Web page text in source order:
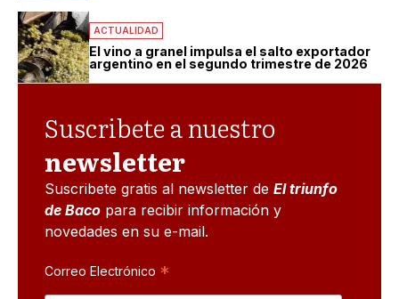
ACTUALIDAD
El vino a granel impulsa el salto exportador
argentino en el segundo trimestre de 2026
Suscribete a nuestro
newsletter
Suscribete gratis al newsletter de El triunfo
de Baco para recibir información y
novedades en su e-mail.
Correo Electrónico *